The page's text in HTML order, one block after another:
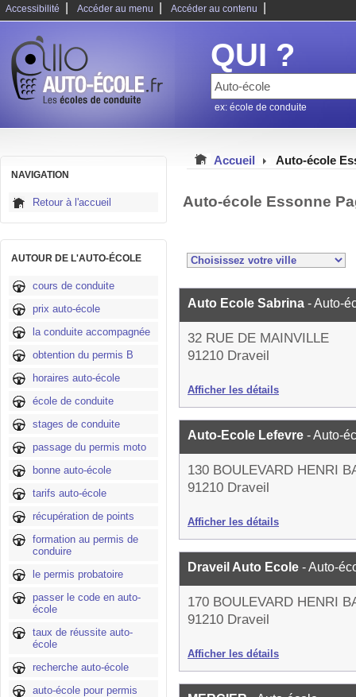
Accessibilité Accéder au menu Accéder au contenu
QUI ?
ex: école de conduite
NAVIGATION
Retour à l'accueil
AUTOUR DE L'AUTO-ÉCOLE
cours de conduite
prix auto-école
la conduite accompagnée
obtention du permis B
horaires auto-école
école de conduite
stages de conduite
passage du permis moto
bonne auto-école
tarifs auto-école
récupération de points
formation au permis de
conduire
le permis probatoire
passer le code en auto-
école
taux de réussite auto-
école
recherche auto-école
auto-école pour permis
Accueil Auto-école
Auto-école Essonne
Auto Ecole Sabrina - Auto-
32 RUE DE MAINVILLE
91210 Draveil
Afficher les détails
Auto-Ecole Lefevre - Auto-
130 BOULEVARD HENRI
91210 Draveil
Afficher les détails
Draveil Auto Ecole - Auto-
170 BOULEVARD HENRI
91210 Draveil
Afficher les détails